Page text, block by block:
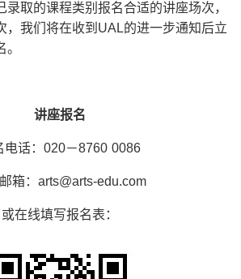
录取的课程类别报名合适的讲座场次，
，我们将在收到UAL的进一步通知后立
讲座报名
电话：020－8760 0086
箱：arts@arts-edu.com
或在线填写报名表：